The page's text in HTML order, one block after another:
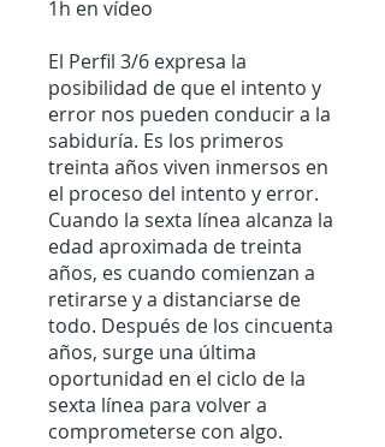
1h en vídeo
El Perfil 3/6 expresa la
posibilidad de que el intento y
error nos pueden conducir a la
sabiduría. Es los primeros
treinta años viven inmersos en
el proceso del intento y error.
Cuando la sexta línea alcanza la
edad aproximada de treinta
años, es cuando comienzan a
retirarse y a distanciarse de
todo. Después de los cincuenta
años, surge una última
oportunidad en el ciclo de la
sexta línea para volver a
comprometerse con algo.